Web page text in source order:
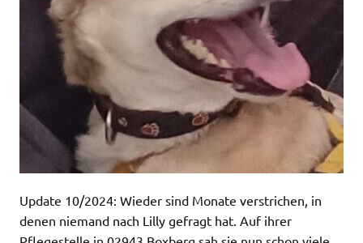
Update 10/2024: Wieder sind Monate verstrichen, in
denen niemand nach Lilly gefragt hat. Auf ihrer